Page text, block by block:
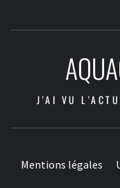
J'AI VU
Mentions légales